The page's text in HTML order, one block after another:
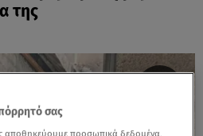
της
σας
αποθηκεύουμε προσωπικά δεδομένα,